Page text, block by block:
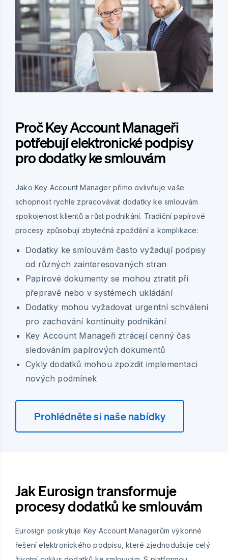
Proč Key Account Manageři
potřebují elektronické podpisy
pro dodatky ke smlouvám
Jako Key Account Manager přímo ovlivňuje vaše
schopnost rychle zpracovávat dodatky ke smlouvám
spokojenost klientů a růst podnikání. Tradiční papírové
procesy způsobují zbytečná zpoždění a komplikace:
Dodatky ke smlouvám často vyžadují podpisy
od různých zainteresovaných stran
Papírové dokumenty se mohou ztratit při
přepravě nebo v systémech ukládání
Dodatky mohou vyžadovat urgentní schválení
pro zachování kontinuity podnikání
Key Account Manageři ztrácejí cenný čas
sledováním papírových dokumentů
Cykly dodatků mohou zpozdit implementaci
nových podmínek
Prohlédněte si naše nabídky
Jak Eurosign transformuje
procesy dodatků ke smlouvám
Eurosign poskytuje Key Account Managerům výkonné
řešení elektronického podpisu, které zjednodušuje celý